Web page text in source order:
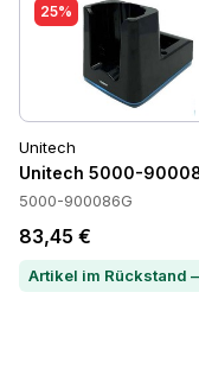
25%
Unitech
Unitech 5000-
5000-900086G
83,45 €